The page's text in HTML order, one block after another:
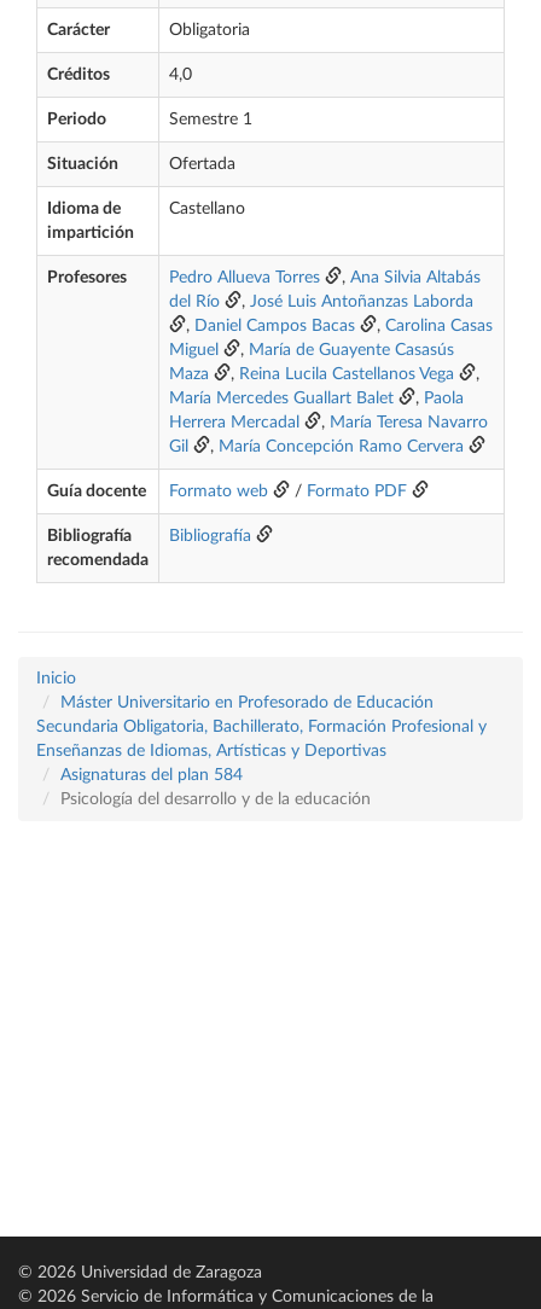
Carácter Obligatoria
Créditos 4,0
Periodo Semestre 1
Situación Ofertada
Idioma de
impartición
Castellano
Profesores Pedro Allueva Torres , Ana Silvia Altabás
del Río
, José Luis Antoñanzas Laborda
, Daniel Campos Bacas , Carolina Casas
Miguel
, María de Guayente Casasús
Maza
, Reina Lucila Castellanos Vega
,
María Mercedes Guallart Balet
, Paola
Herrera Mercadal
, María Teresa Navarro
Gil
, María Concepción Ramo Cervera
Guía docente Formato web / Formato PDF
Bibliografía
recomendada
Bibliografía
Inicio
Máster Universitario en Profesorado de Educación
Secundaria Obligatoria, Bachillerato, Formación Profesional y
Enseñanzas de Idiomas, Artísticas y Deportivas
Asignaturas del plan 584
Psicología del desarrollo y de la educación
© 2026 Universidad de Zaragoza
© 2026 Servicio de Informática y Comunicaciones de la